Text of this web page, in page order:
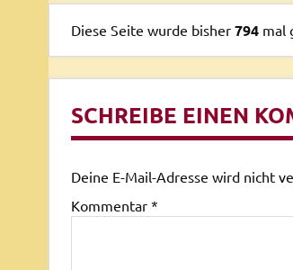
Diese Seite wurde bisher794 mal
SCHREIBE EINEN
Deine E-Mail-Adresse wird nicht
Kommentar *